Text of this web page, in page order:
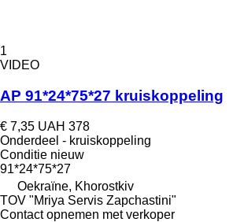
1
VIDEO
AP 91*24*75*27 kruiskoppeling
€ 7,35 UAH 378
Onderdeel - kruiskoppeling
Conditie nieuw
91*24*75*27
Oekraïne, Khorostkiv
TOV "Mriya Servis Zapchastini"
Contact opnemen met verkoper